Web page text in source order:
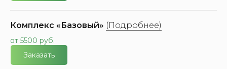
Комплекс «Базовый» (Подробнее)
от 5500 руб.
Заказать